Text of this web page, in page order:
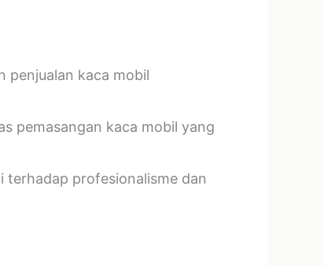
penjualan kaca mobil
pemasangan kaca mobil yang
terhadap profesionalisme dan